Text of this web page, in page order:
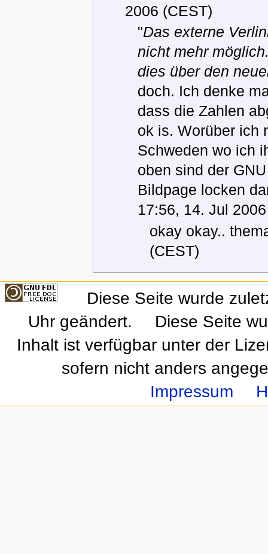
2006 (CEST)
"Das externe
nicht mehr
dies über den
doch. Ich denke
dass die Zahlen
ok is. Worüber ich
Schweden wo ich
oben sind der
Bildpage locken
17:56, 14. Jul
okay okay..
(CEST)
Diese Seite wurde
Uhr geändert.
Diese Seite
Inhalt ist verfügbar unter der
sofern nicht anders
Impressum